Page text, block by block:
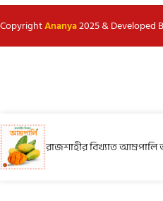
CopyrightAnanya2025 & Developed
রাজশাহীর বিখ্যাত